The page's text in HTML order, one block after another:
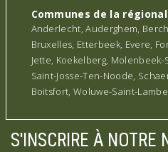
Communes de la
Anderlecht, Auderghem,
Bruxelles, Etterbeek, Evere,
Jette, Koekelberg, Molenbeek-
Saint-Josse-Ten-Noode,
Boitsfort, Woluwe-Saint-
S'INSCRIRE À NOTRE